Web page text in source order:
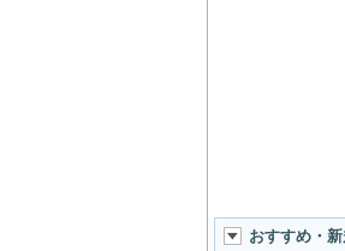
おすすめ・